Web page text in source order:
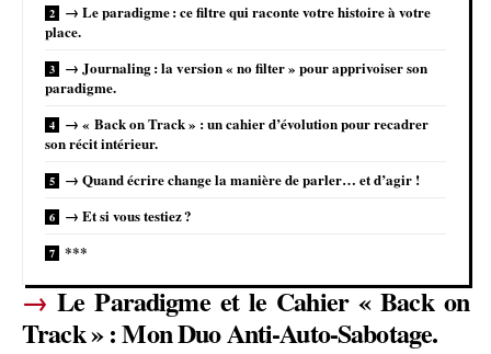
→ Le paradigme : ce filtre qui raconte votre histoire à votre
place.
→ Journaling : la version « no filter » pour apprivoiser son
paradigme.
→ « Back on Track » : un cahier d’évolution pour recadrer
son récit intérieur.
→ Quand écrire change la manière de parler… et d’agir !
→ Et si vous testiez ?
***
→Le Paradigme et le Cahier « Back on
Track » : Mon Duo Anti-Auto-Sabotage.